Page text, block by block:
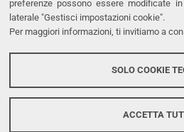
preferenze possono essere modificate
laterale "Gestisci impostazioni cookie".
Per maggiori informazioni, ti invitiamo a
SOLO COOKIE
ACCETTA
LINKS
Dichiarazione di
Protezione dati personali